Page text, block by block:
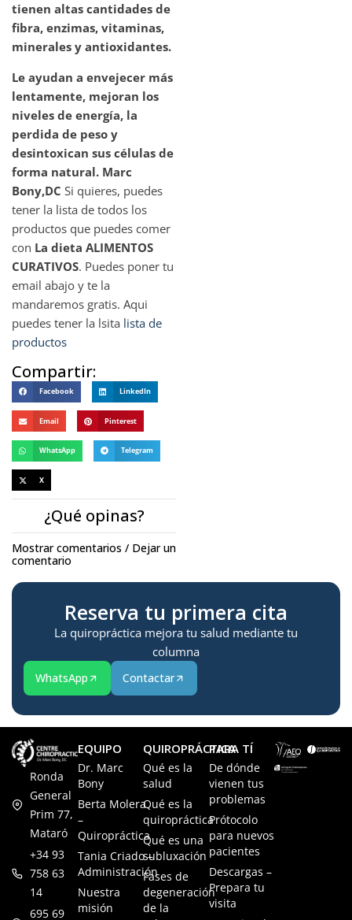
tienen altas cantidades de
fibra, enzimas, vitaminas,
minerales y antioxidantes.
Le ayudan a envejecer más
lentamente, mejoran los
niveles de energía, la
perdida de peso y
desintoxican sus células de
forma natural. Marc
Bony,DC Si quieres, puedes
tener la lista de todos los
productos que puedes comer
con La dieta ALIMENTOS
CURATIVOS. Puedes poner tu
email abajo y te la
mandaremos gratis. Aqui
puedes tener la lsita lista de
productos
Compartir:
Facebook LinkedIn
Email Pinterest
WhatsApp Telegram
X
¿Qué opinas?
Mostrar comentarios / Dejar un
comentario
Reserva tu primera cita
La quiropráctica mejora tu salud mediante tu
columna
WhatsApp Contactar
Ronda
General
Prim 77,
Mataró
+34 93
758 63
14
695 69
EQUIPO
Dr. Marc
Bony
Berta Molera
–
Quiropráctica
Tania Criado –
Administración
Nuestra
misión
QUIROPRÁCTICA
Qué es la
salud
Qué es la
quiropráctica
Qué es una
subluxación
Fases de
degeneración
de la
PARA TÍ
De dónde
vienen tus
problemas
Prótocolo
para nuevos
pacientes
Descargas –
Prepara tu
visita